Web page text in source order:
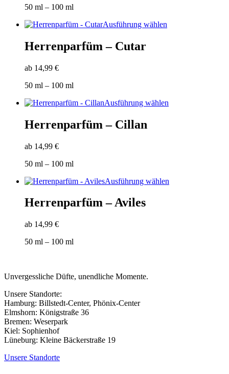
auf
50 ml – 100 ml
Ausführung wählen
auf
Herrenparfüm – Cutar
ab 14,99 €
50 ml – 100 ml
Ausführung wählen
auf
Herrenparfüm – Cillan
ab 14,99 €
50 ml – 100 ml
Ausführung wählen
Herrenparfüm – Aviles
ab 14,99 €
50 ml – 100 ml
Unvergessliche Düfte, unendliche Momente.
Unsere Standorte:
Hamburg: Billstedt-Center, Phönix-Center
Elmshorn: Königstraße 36
Bremen: Weserpark
Kiel: Sophienhof
Lüneburg: Kleine Bäckerstraße 19
Unsere Standorte